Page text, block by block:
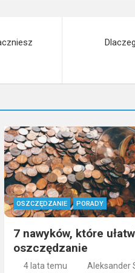
OSZCZĘDZANIE PORADY
7 nawyków, które
oszczędzanie
4 lata temu Aleksander